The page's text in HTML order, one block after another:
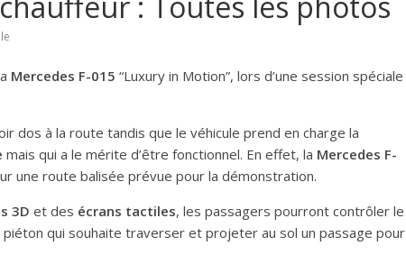
Mercedes F-015 “Luxury in Motion”, lors d’une session spéciale
dos à la route tandis que le véhicule prend en charge la
mais qui a le mérite d’être fonctionnel. En effet, la Mercedes F-
une route balisée prévue pour la démonstration.
3D et des écrans tactiles, les passagers pourront contrôler le
qui souhaite traverser et projeter au sol un passage pour